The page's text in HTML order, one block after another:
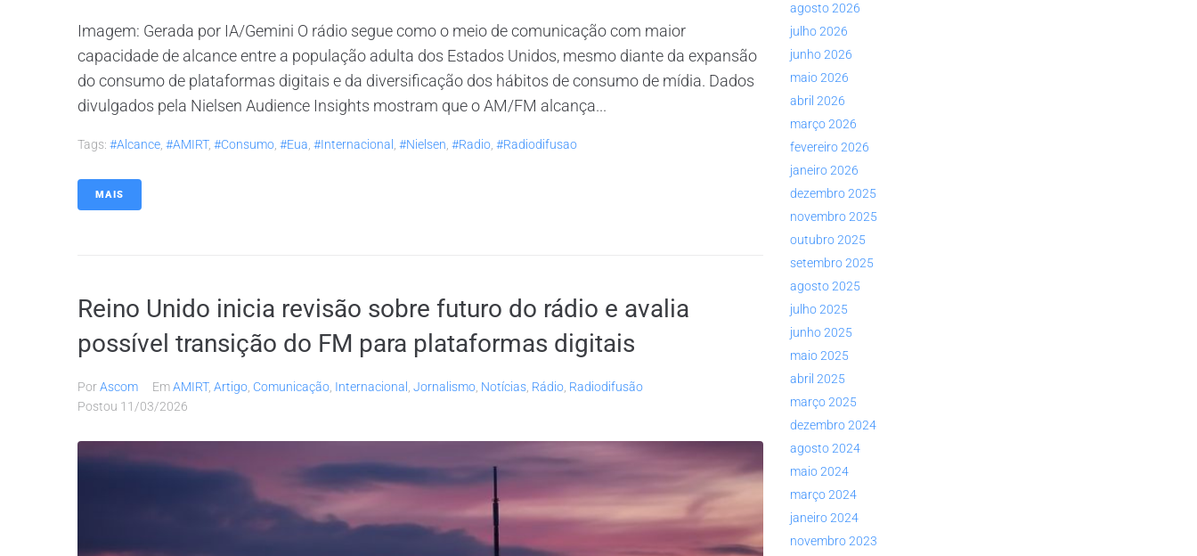
Imagem: Gerada por IA/Gemini O rádio segue como o meio de comunicação com maior
capacidade de alcance entre a população adulta dos Estados Unidos, mesmo diante da expansão
do consumo de plataformas digitais e da diversificação dos hábitos de consumo de mídia. Dados
divulgados pela Nielsen Audience Insights mostram que o AM/FM alcança...
Tags: #alcance #AMIRT, #consumo #eua #internacional #nielsen #radio #radiodifusao
MAIS
Reino Unido inicia revisão sobre futuro do rádio e avalia
possível transição do FM para plataformas digitais
PorAscom EmAMIRT, Artigo Comunicação Internacional Jornalismo Notícias Rádio Radiodifusão
Postou 11/03/2026
agosto 2026
julho 2026
junho 2026
maio 2026
abril 2026
março 2026
fevereiro 2026
janeiro 2026
dezembro 2025
novembro 2025
outubro 2025
setembro 2025
agosto 2025
julho 2025
junho 2025
maio 2025
abril 2025
março 2025
dezembro 2024
agosto 2024
maio 2024
março 2024
janeiro 2024
novembro 2023